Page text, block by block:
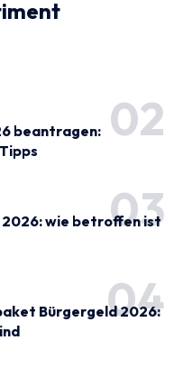
beantragen:
wie betroffen ist
Bürgergeld 2026: